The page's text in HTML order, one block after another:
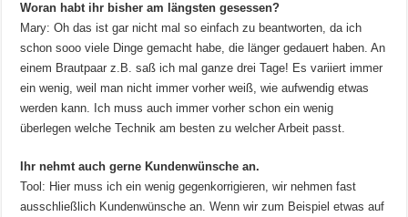
Woran habt ihr bisher am längsten gesessen?
Mary: Oh das ist gar nicht mal so einfach zu beantworten, da ich
schon sooo viele Dinge gemacht habe, die länger gedauert haben. An
einem Brautpaar z.B. saß ich mal ganze drei Tage! Es variiert immer
ein wenig, weil man nicht immer vorher weiß, wie aufwendig etwas
werden kann. Ich muss auch immer vorher schon ein wenig
überlegen welche Technik am besten zu welcher Arbeit passt.
Ihr nehmt auch gerne Kundenwünsche an.
Tool: Hier muss ich ein wenig gegenkorrigieren, wir nehmen fast
ausschließlich Kundenwünsche an. Wenn wir zum Beispiel etwas auf